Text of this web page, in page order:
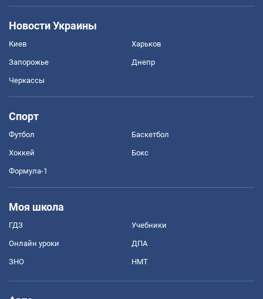
Новости Украины
Киев Харьков
Запорожье Днепр
Черкассы
Спорт
Футбол Баскетбол
Хоккей Бокс
Формула-1
Моя школа
ГДЗ Учебники
Онлайн уроки ДПА
ЗНО НМТ